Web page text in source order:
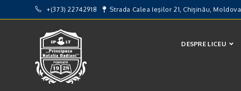
+(373) 22742918 Strada Calea Ieşilor 21, Chișinău, Moldova
DESPRE LICEU